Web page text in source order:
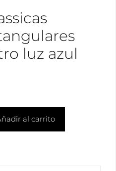
luz azul
al carrito